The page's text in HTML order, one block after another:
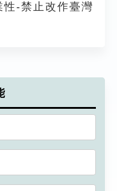
-禁止改作臺灣